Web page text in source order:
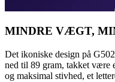
MINDRE VÆGT,
Det ikoniske design på
ned til 89 gram, takket være
og maksimal stivhed, et